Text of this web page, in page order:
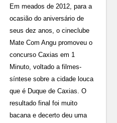
Em meados de 2012, para a
ocasião do aniversário de
seus dez anos, o cineclube
Mate Com Angu promoveu o
concurso Caxias em 1
Minuto, voltado a filmes-
síntese sobre a cidade louca
que é Duque de Caxias. O
resultado final foi muito
bacana e decerto deu uma